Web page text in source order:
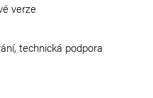
verze
technická podpora